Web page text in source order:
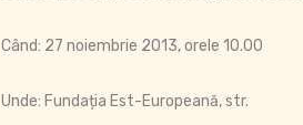
Când: 27 noiembrie 2013, orele 10.00
Unde: Fundația Est-Europeană, str.